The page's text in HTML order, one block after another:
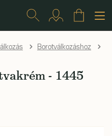
Borotválkozáshoz
- 1445